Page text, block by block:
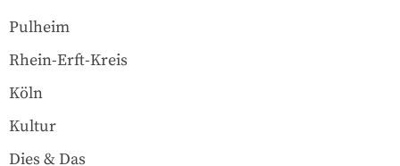
Pulheim
Rhein-Erft-Kreis
Köln
Kultur
Dies & Das